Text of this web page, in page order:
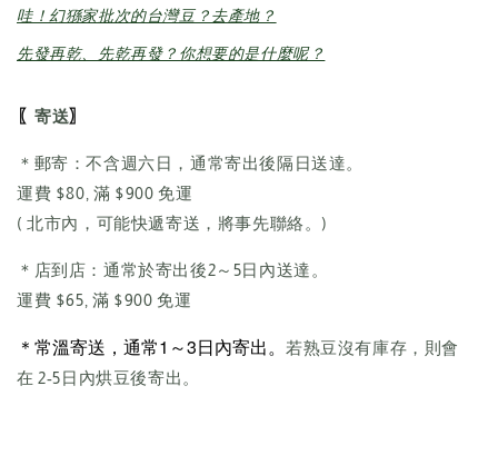
哇！幻猻家批次的台灣豆？去產地？
先發再乾、先乾再發？你想要的是什麼呢？
〖 寄送〗
＊郵寄：不含週六日，通常寄出後隔日送達。
運費 $80, 滿 $900 免運
( 北市內，可能快遞寄送，將事先聯絡。)
＊店到店：通常於寄出後2～5日內送達。
運費 $65, 滿 $900 免運
＊常溫寄送，通常1～3日內寄出。
若熟豆沒有庫存，則會
在 2-5日內烘豆後寄出。